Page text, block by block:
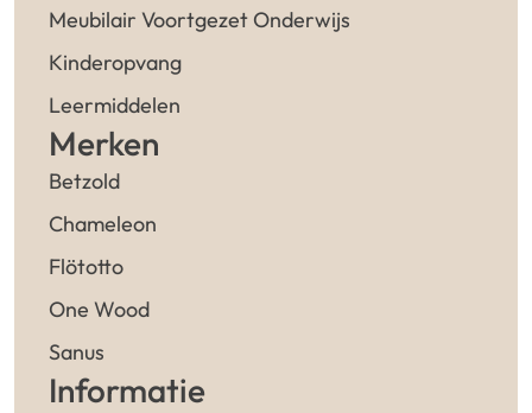
Meubilair Voortgezet Onderwijs
Kinderopvang
Leermiddelen
Merken
Betzold
Chameleon
Flötotto
One Wood
Sanus
Informatie